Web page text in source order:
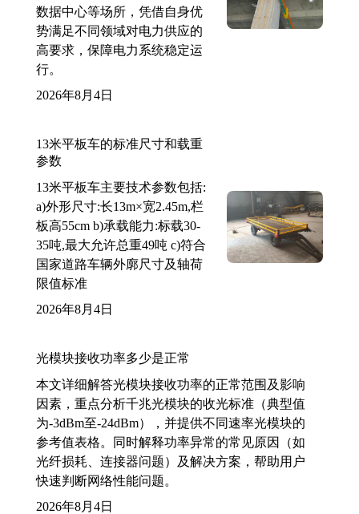
数据中心等场所，凭借自身优
势满足不同领域对电力供应的
高要求，保障电力系统稳定运
行。
2026年8月4日
13米平板车的标准尺寸和载重
参数
13米平板车主要技术参数包括:
a)外形尺寸:长13m×宽2.45m,栏
板高55cm b)承载能力:标载30-
35吨,最大允许总重49吨 c)符合
国家道路车辆外廓尺寸及轴荷
限值标准
2026年8月4日
光模块接收功率多少是正常
本文详细解答光模块接收功率的正常范围及影响
因素，重点分析千兆光模块的收光标准（典型值
为-3dBm至-24dBm），并提供不同速率光模块的
参考值表格。同时解释功率异常的常见原因（如
光纤损耗、连接器问题）及解决方案，帮助用户
快速判断网络性能问题。
2026年8月4日